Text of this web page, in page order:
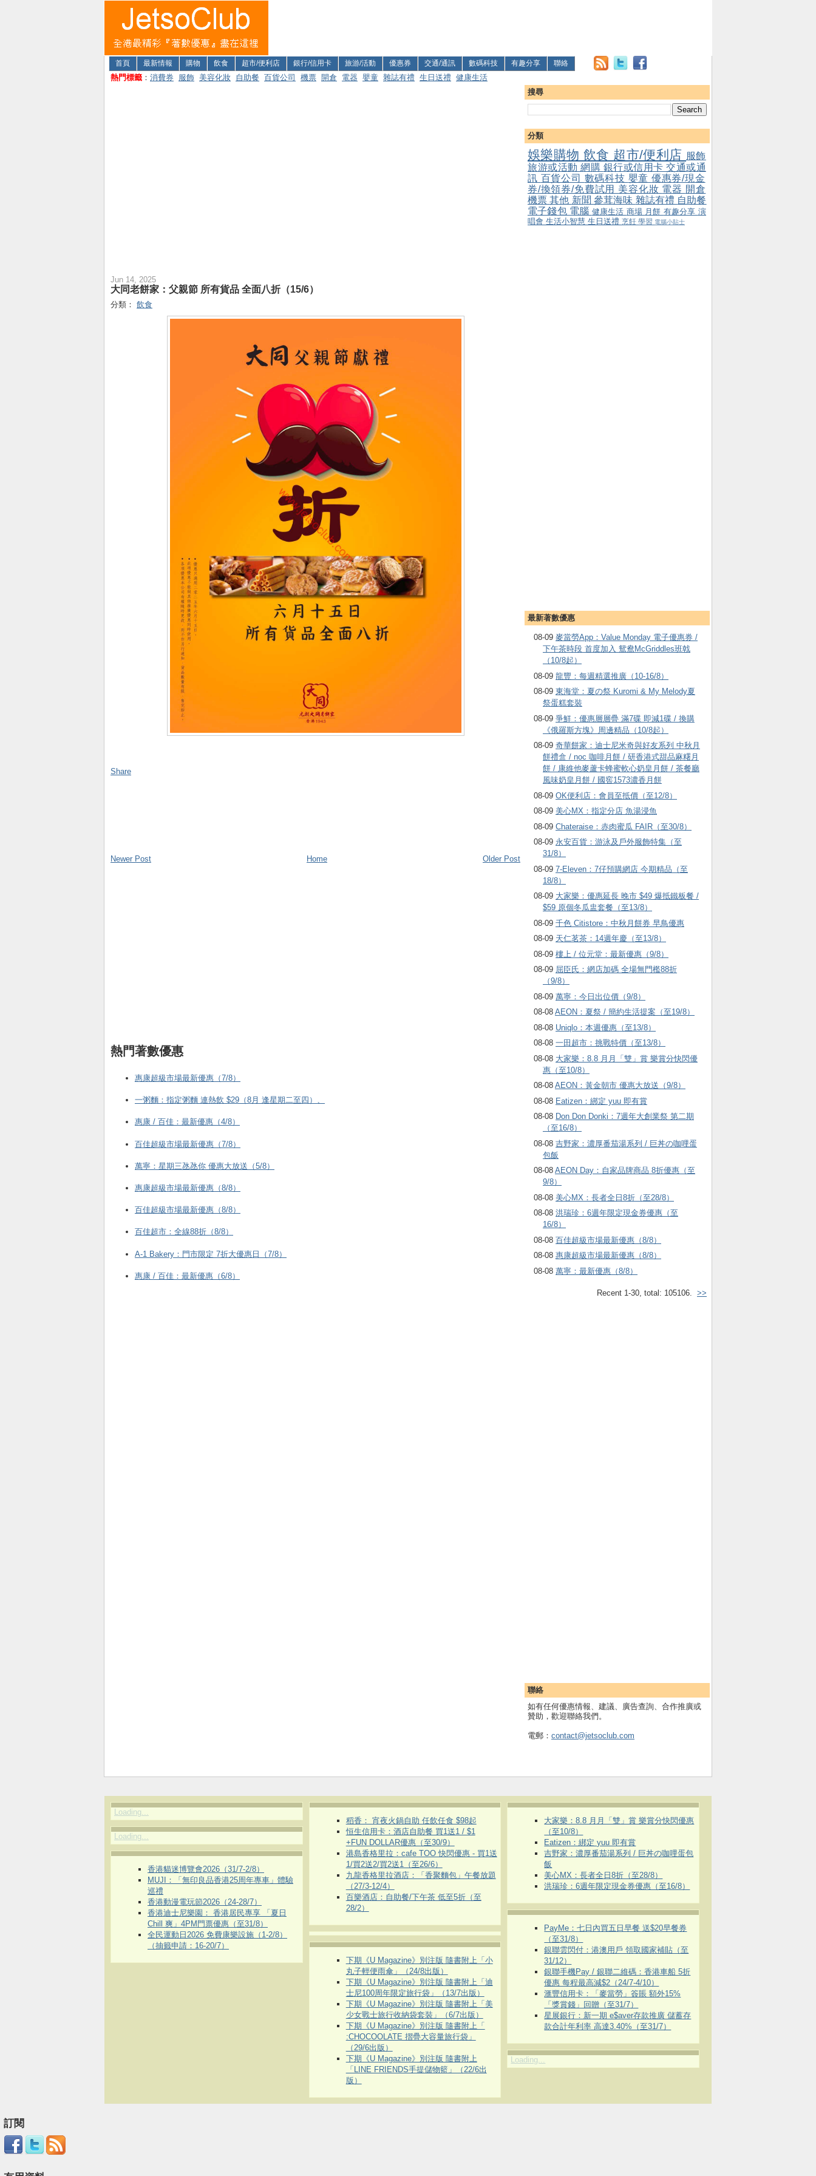
首頁 最新情報 購物 飲食 超市/便利店 銀行/信用卡 旅游/活動 優惠券 交通/通訊 數碼科技 有趣分享 聯絡
熱門標籤 ： 消費券 服飾 美容化妝 自助餐 百貨公司 機票 開倉 電器 嬰童 雜誌有禮 生日送禮 健康生活
搜尋
分類
娛樂購物 飲食 超市/便利店 服飾
旅游或活動 網購 銀行或信用卡 交通或通
訊 百貨公司 數碼科技 嬰童 優惠券/現金
券/換領券/免費試用 美容化妝 電器 開倉
機票其他 新聞參茸海味 雜誌有禮 自助餐
電子錢包 電腦 健康生活 商場 月餅 有趣分享 演
唱會 生活小智慧 生日送禮 烹飪 學習 電腦小貼士
最新著數優惠
08-09 麥當勞App：Value Monday 電子優惠券 /
下午茶時段 首度加入 鴛鴦McGriddles班戟
（10/8起）
08-09 龍豐：每週精選推廣（10-16/8）
08-09 東海堂：夏の祭 Kuromi & My Melody夏
祭蛋糕套裝
08-09 爭鮮：優惠層層疊 滿7碟 即減1碟 / 換購
《俄羅斯方塊》周邊精品（10/8起）
08-09 奇華餅家：迪士尼米奇與好友系列 中秋月
餅禮盒 / noc 咖啡月餅 / 研香港式甜品麻糬月
餅 / 康維他麥蘆卡蜂蜜軟心奶皇月餅 / 茶餐廳
風味奶皇月餅 / 國窖1573濃香月餅
08-09 OK便利店：會員至抵價（至12/8）
08-09 美心MX：指定分店 魚湯浸魚
08-09 Chateraise：赤肉蜜瓜 FAIR（至30/8）
08-09 永安百貨：游泳及戶外服飾特集（至
31/8）
08-09 7-Eleven：7仔預購網店 今期精品（至
18/8）
08-09 大家樂：優惠延長 晚市 $49 爆抵鐵板餐 /
$59 原個冬瓜盅套餐（至13/8）
08-09 千色 Citistore：中秋月餅券 早鳥優惠
08-09 天仁茗茶：14週年慶（至13/8）
08-09 樓上 / 位元堂：最新優惠（9/8）
08-09 屈臣氏：網店加碼 全場無門檻88折
（9/8）
08-09 萬寧：今日出位價（9/8）
08-08 AEON：夏祭 / 簡約生活提案（至19/8）
08-08 Uniqlo：本週優惠（至13/8）
08-08 一田超市：挑戰特價（至13/8）
08-08 大家樂：8.8 月月「雙」賞 樂賞分快閃優
惠（至10/8）
08-08 AEON：黃金朝市 優惠大放送（9/8）
08-08 Eatizen：綁定 yuu 即有賞
08-08 Don Don Donki：7週年大創業祭 第二期
（至16/8）
08-08 吉野家：濃厚番茄湯系列 / 巨丼の咖哩蛋
包飯
08-08 AEON Day：自家品牌商品 8折優惠（至
9/8）
08-08 美心MX：長者全日8折（至28/8）
08-08 洪瑞珍：6週年限定現金券優惠（至
16/8）
08-08 百佳超級市場最新優惠（8/8）
08-08 惠康超級市場最新優惠（8/8）
08-08 萬寧：最新優惠（8/8）
Recent 1-30, total: 105106. >>
聯絡
如有任何優惠情報、建議、廣告查詢、合作推廣或
贊助，歡迎聯絡我們。
電郵： contact@jetsoclub.com
Jun 14, 2025
大同老餅家：父親節 所有貨品 全面八折（15/6）
分類： 飲食
Share
Newer Post Older Post
Home
熱門著數優惠
惠康超級市場最新優惠（7/8）
一粥麵：指定粥麵 連熱飲 $29（8月 逢星期二至四）、
惠康 / 百佳：最新優惠（4/8）
百佳超級市場最新優惠（7/8）
萬寧：星期三氹氹你 優惠大放送（5/8）
惠康超級市場最新優惠（8/8）
百佳超級市場最新優惠（8/8）
百佳超市：全線88折（8/8）
A-1 Bakery：門市限定 7折大優惠日（7/8）
惠康 / 百佳：最新優惠（6/8）
Loading...
Loading...
香港貓迷博覽會2026（31/7-2/8）
MUJI：「無印良品香港25周年專車」體驗
巡禮
香港動漫電玩節2026（24-28/7）
香港迪士尼樂園： 香港居民專享 「夏日
Chill 爽」4PM門票優惠（至31/8）
全民運動日2026 免費康樂設施（1-2/8）
（抽籤申請：16-20/7）
稻香： 宵夜火鍋自助 任飲任食 $98起
恒生信用卡：酒店自助餐 買1送1 / $1
+FUN DOLLAR優惠（至30/9）
港島香格里拉：cafe TOO 快閃優惠 - 買1送
1/買2送2/買2送1（至26/6）
九龍香格里拉酒店：「香聚麵包」午餐放題
（27/3-12/4）
百樂酒店：自助餐/下午茶 低至5折（至
28/2）
下期《U Magazine》別注版 隨書附上「小
丸子輕便雨傘」（24/8出版）
下期《U Magazine》別注版 隨書附上「迪
士尼100周年限定旅行袋」（13/7出版）
下期《U Magazine》別注版 隨書附上「美
少女戰士旅行收納袋套裝」（6/7出版）
下期《U Magazine》別注版 隨書附上「
:CHOCOOLATE 摺疊大容量旅行袋」
（29/6出版）
下期《U Magazine》別注版 隨書附上
「LINE FRIENDS手提儲物籃」（22/6出
版）
大家樂：8.8 月月「雙」賞 樂賞分快閃優惠
（至10/8）
Eatizen：綁定 yuu 即有賞
吉野家：濃厚番茄湯系列 / 巨丼の咖哩蛋包
飯
美心MX：長者全日8折（至28/8）
洪瑞珍：6週年限定現金券優惠（至16/8）
PayMe：七日內買五日早餐 送$20早餐券
（至31/8）
銀聯雲閃付：港澳用戶 領取國家補貼（至
31/12）
銀聯手機Pay / 銀聯二維碼：香港車船 5折
優惠 每程最高減$2（24/7-4/10）
滙豐信用卡：「麥當勞」簽賬 額外15%
「獎賞錢」回贈（至31/7）
星展銀行：新一期 e$aver存款推廣 儲蓄存
款合計年利率 高達3.40%（至31/7）
Loading...
訂閱